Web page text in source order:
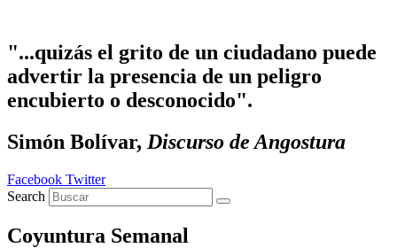
"...quizás el grito de un ciudadano puede
advertir la presencia de un peligro
encubierto o desconocido".
Simón Bolívar, Discurso de Angostura
Facebook Twitter
Search
Coyuntura Semanal